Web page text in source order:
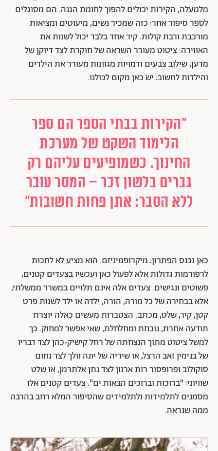
מלמעלה, הקירות יכולים להפוך לחומת הגנה. הם מסוגלים
לספר סיפור אחר: כזה שמכיר נשים, מיעוטים ומציאות
מורכבת ורבת קולות. קיר אחד בלבד יכול לשנות את
האווירה: ציטוט מעורר השראה של חוקרת לצד דיוקן של
מדען, שילוב צבעים ודמויות מגוונות מעורר את הילדים
והילדות לחשוב: יש כאן מקום לכולנו.
"הקירות בבתי הספר הם ספר
הלימוד השקט של מערכת
החינוך. כשמופיעים עליהם רק
גברים בלשון זכר – המסר עובר
ללא הסבר: אתן פחות חשובות"
כאן נכנס הפתרון: מיקרופמיניזם. הוא מציע לא לחכות
לרפורמות גדולות אלא לפעול כאן ועכשיו בצעדים קטנים,
פשוטים ונגישים. צעדים אלה אינם תלויים במשרד ממשלתי,
אלא בבחירה של כל מורה, הורה, ילדה או ילד לשנות פרט
קטן, קיר, שלט, מכתב. הצטברות מעשים כאלה יוצרת
תודעה אחרת, נוכחת ומחלחלת, שאי אפשר למחוק. כך
למשל ציטוט מתוך הנצחתה של רחל קישיק‑כהן לצד דבריו
של בנימין זאב הרצל, או שיריה של יונה וולך לצד נחום
סוקולוב ופרופסור רות ארנון לצד נתן אלתרמן, או שלט
שוויוני: "ברוכות וברוכים הבאות.ים". צעדים קטנים אלו
מסמנים לתלמידות ולתלמידים שהסיפור המלא רחב בהרבה
ממה שנראה.